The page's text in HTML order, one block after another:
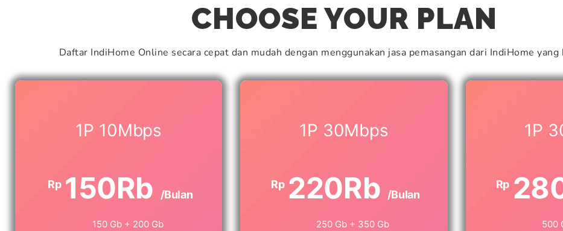
CHOOSE YOUR PLAN
Daftar IndiHome Online secara cepat dan mudah dengan menggunakan jasa pemasangan dari IndiHome yang
1P 10Mbps
Rp 150Rb /Bulan
150 Gb + 200 Gb
1P 30Mbps
Rp 220Rb /Bulan
250 Gb + 350 Gb
1P
Rp
500